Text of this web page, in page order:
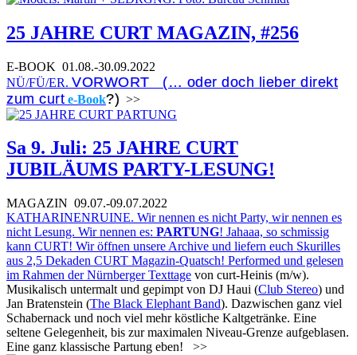
25 JAHRE CURT MAGAZIN, #256
E-BOOK 01.08.-30.09.2022
NÜ/FÜ/ER. VORWORT (… oder doch lieber direkt
zum curt e-Book?) >>
Sa 9. Juli: 25 JAHRE CURT
JUBILÄUMS PARTY-LESUNG!
MAGAZIN 09.07.-09.07.2022
KATHARINENRUINE. Wir nennen es nicht Party, wir nennen es
nicht Lesung. Wir nennen es: PARTUNG! Jahaaa, so schmissig
kann CURT! Wir öffnen unsere Archive und liefern euch Skurilles
aus 2,5 Dekaden CURT Magazin-Quatsch! Performed und gelesen
im Rahmen derNürnberger Texttage von curt-Heinis (m/w).
Musikalisch untermalt und gepimpt von DJ Haui (Club Stereo) und
Jan Bratenstein (The Black Elephant Band). Dazwischen ganz viel
Schabernack und noch viel mehr köstliche Kaltgetränke. Eine
seltene Gelegenheit, bis zur maximalen Niveau-Grenze aufgeblasen.
Eine ganz klassische Partung eben!
>>